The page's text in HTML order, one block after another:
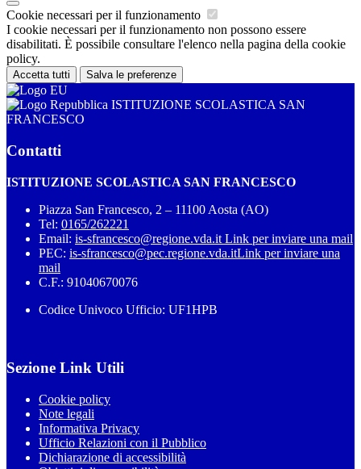
Cookie necessari per il funzionamento
I cookie necessari per il funzionamento non possono essere
disabilitati. È possibile consultare l'elenco nella pagina della cookie
policy.
Accetta tutti Salva le preferenze
ISTITUZIONE SCOLASTICA SAN
FRANCESCO
Contatti
ISTITUZIONE SCOLASTICA SAN FRANCESCO
Piazza San Francesco, 2 – 11100 Aosta (AO)
Tel: 0165/262221
Email: is-sfrancesco@regione.vda.it Link per inviare una mail
PEC: is-sfrancesco@pec.regione.vda.itLink per inviare una
mail
C.F.: 91040670076
Codice Univoco Ufficio: UF1HPB
Sezione Link Utili
Cookie policy
Note legali
Informativa Privacy
Ufficio Relazioni con il Pubblico
Dichiarazione di accessibilità